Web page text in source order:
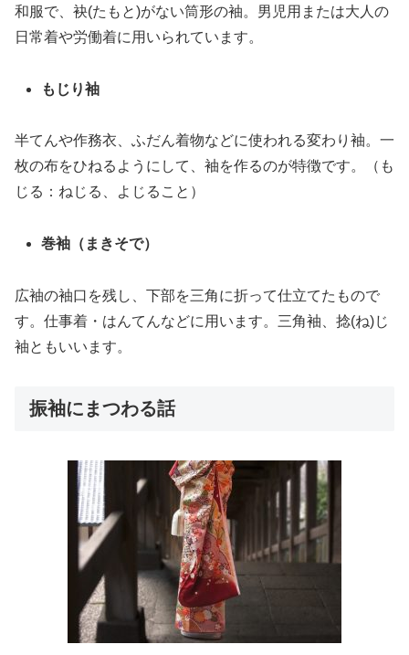
和服で、袂(たもと)がない筒形の袖。男児用または大人の
日常着や労働着に用いられています。
もじり袖
半てんや作務衣、ふだん着物などに使われる変わり袖。一
枚の布をひねるようにして、袖を作るのが特徴です。（も
じる：ねじる、よじること）
巻袖（まきそで）
広袖の袖口を残し、下部を三角に折って仕立てたもので
す。仕事着・はんてんなどに用います。三角袖、捻(ね)じ
袖ともいいます。
振袖にまつわる話